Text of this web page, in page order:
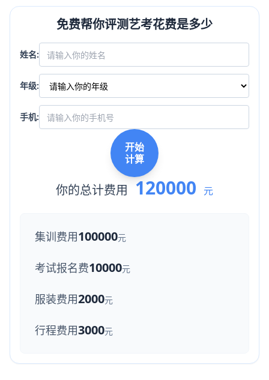
免费帮你评测艺考花费是多少
姓名:
年级:
手机:
开始
计算
你的总计费用 120000 元
集训费用100000元
考试报名费10000元
服装费用2000元
行程费用3000元